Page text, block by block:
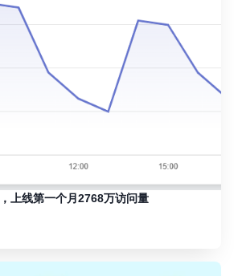
上线第一个月2768万访问量